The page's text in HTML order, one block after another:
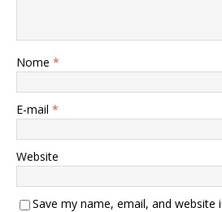
Nome *
E-mail *
Website
Save my name, email, and